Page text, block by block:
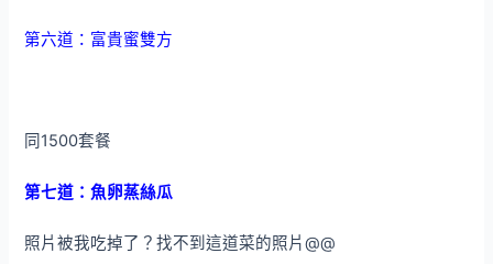
第六道：富貴蜜雙方
同1500套餐
第七道：魚卵蒸絲瓜
照片被我吃掉了？找不到這道菜的照片@@